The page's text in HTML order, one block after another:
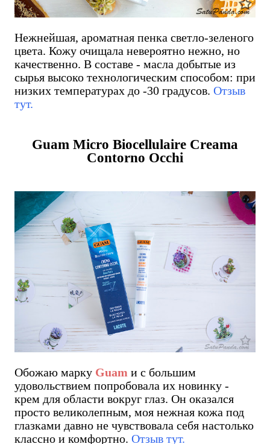
Нежнейшая, ароматная пенка светло-зеленого
цвета. Кожу очищала невероятно нежно, но
качественно. В составе - масла добытые из
сырья высоко технологическим способом: при
низких температурах до -30 градусов. Отзыв
тут.
Guam Micro Biocellulaire Creama
Contorno Occhi
Обожаю марку Guam и с большим
удовольствием попробовала их новинку -
крем для области вокруг глаз. Он оказался
просто великолепным, моя нежная кожа под
глазками давно не чувствовала себя настолько
классно и комфортно. Отзыв тут.